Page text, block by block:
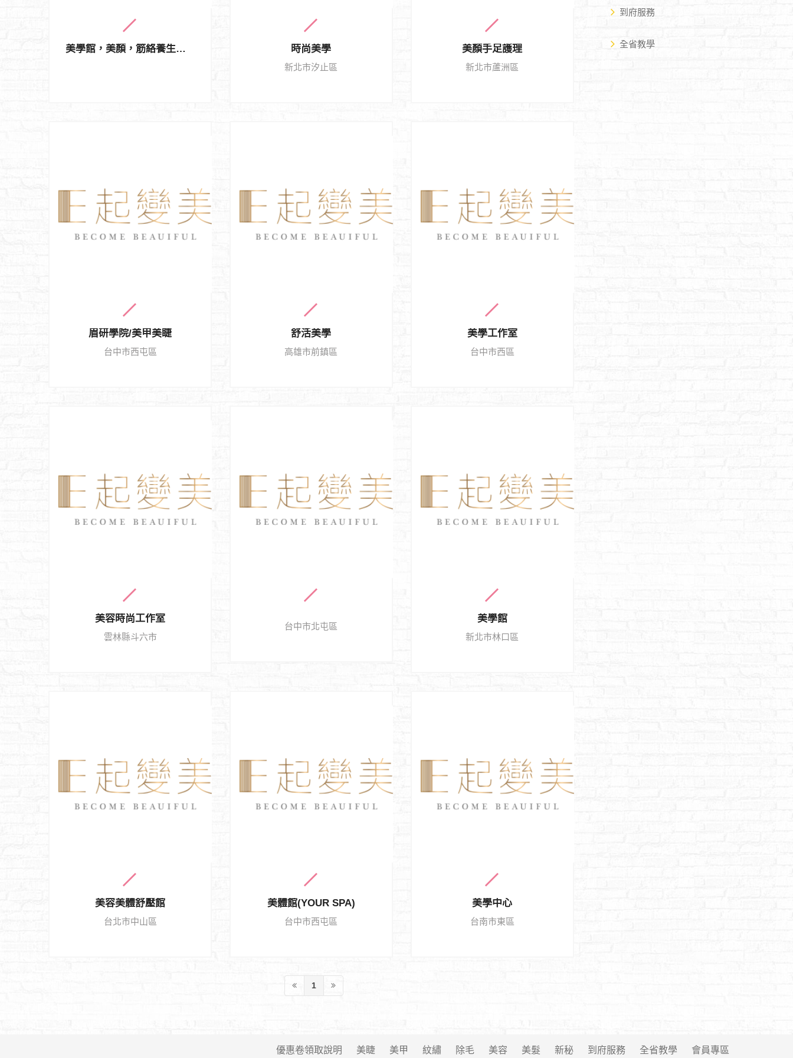
美學館，美顏，筋絡養生及舒壓 時尚美學
新北市汐止區
美顏手足護理
新北市蘆洲區
眉研學院/美甲美睫
台中市西屯區
舒活美學
高雄市前鎮區
美學工作室
台中市西區
美容時尚工作室
雲林縣斗六市
台中市北屯區
美學館
新北市林口區
美容美體舒壓館
台北市中山區
美體館(YOUR SPA)
台中市西屯區
美學中心
台南市東區
1
到府服務
全省教學
優惠卷領取說明 美睫 美甲 紋繡 除毛 美容 美髮 新秘 到府服務 全省教學 會員專區